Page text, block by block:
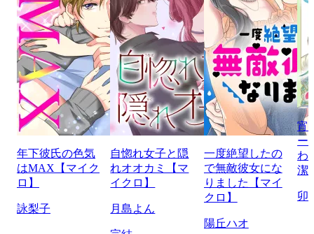
年下彼氏の色気
はMAX【マイク
ロ】
詠梨子
自惚れ女子と隠
れオオカミ【マ
イクロ】
月島よん
一度絶望したの
で無敵彼女にな
りました【マイ
クロ】
陽丘ハオ
宵
ー
わ
潔
卯